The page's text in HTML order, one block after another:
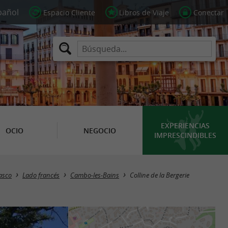
Espacio Cliente Libros de Viaje Conectar
OCIO NEGOCIO
EXPERIENCIAS
IMPRESCINDIBLES
Lado francés Cambo-les-Bains Colline de la Bergerie